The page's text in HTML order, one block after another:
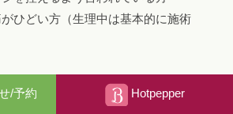
がひどい方（生理中は基本的に施術
と相談しながら、無理をせずに行って
/予約 Hotpepper